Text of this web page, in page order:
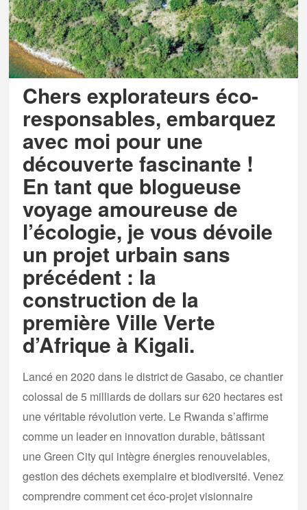
Chers explorateurs éco-
responsables, embarquez
avec moi pour une
découverte fascinante !
En tant que blogueuse
voyage amoureuse de
l’écologie, je vous dévoile
un projet urbain sans
précédent : la
construction de la
première Ville Verte
d’Afrique à Kigali.
Lancé en 2020 dans le district de Gasabo, ce chantier
colossal de 5 milliards de dollars sur 620 hectares est
une véritable révolution verte. Le Rwanda s’affirme
comme un leader en innovation durable, bâtissant
une Green City qui intègre énergies renouvelables,
gestion des déchets exemplaire et biodiversité. Venez
comprendre comment cet éco-projet visionnaire